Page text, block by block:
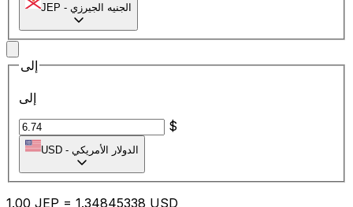
JEP - الجنيه الجيرزي
إلى
إلى
$
USD - الدولار الأمريكي
1.00 JEP = 1.34845338 USD